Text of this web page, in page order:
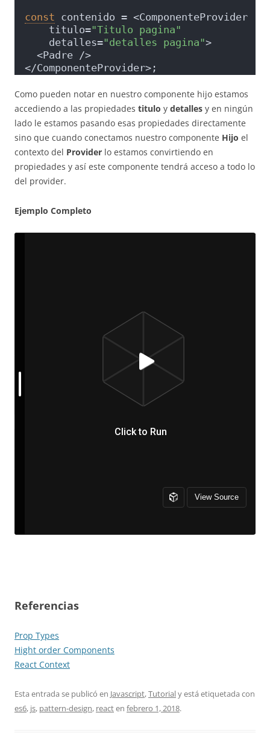
const
    titulo=
"Titulo pagina"
    detalles=
"detalles pagina">
  <Padre />
</ComponenteProvider>;
Como pueden notar en nuestro componente hijo estamos
accediendo a las propiedades titulo y detalles y en ningún
lado le estamos pasando esas propiedades directamente
sino que cuando conectamos nuestro componente Hijo el
contexto del Provider lo estamos convirtiendo en
propiedades y así este componente tendrá acceso a todo lo
del provider.
Ejemplo Completo
Referencias
Prop Types
Hight order Components
React Context
Esta entrada se publicó en Javascript,Tutorialy está etiquetada con
es6, js, pattern-design, reacten febrero 1, 2018.